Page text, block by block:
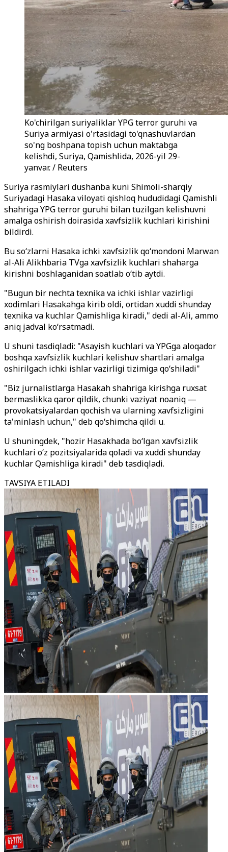
Ko'chirilgan suriyaliklar YPG terror guruhi va
Suriya armiyasi o'rtasidagi to'qnashuvlardan
so'ng boshpana topish uchun maktabga
kelishdi, Suriya, Qamishlida, 2026-yil 29-
yanvar. / Reuters
Suriya rasmiylari dushanba kuni Shimoli-sharqiy
Suriyadagi Hasaka viloyati qishloq hududidagi Qamishli
shahriga YPG terror guruhi bilan tuzilgan kelishuvni
amalga oshirish doirasida xavfsizlik kuchlari kirishini
bildirdi.
Bu so‘zlarni Hasaka ichki xavfsizlik qo‘mondoni Marwan
al-Ali Alikhbaria TVga xavfsizlik kuchlari shaharga
kirishni boshlaganidan soatlab o‘tib aytdi.
"Bugun bir nechta texnika va ichki ishlar vazirligi
xodimlari Hasakahga kirib oldi, ortidan xuddi shunday
texnika va kuchlar Qamishliga kiradi," dedi al-Ali, ammo
aniq jadval ko‘rsatmadi.
U shuni tasdiqladi: "Asayish kuchlari va YPGga aloqador
boshqa xavfsizlik kuchlari kelishuv shartlari amalga
oshirilgach ichki ishlar vazirligi tizimiga qo‘shiladi"
"Biz jurnalistlarga Hasakah shahriga kirishga ruxsat
bermaslikka qaror qildik, chunki vaziyat noaniq —
provokatsiyalardan qochish va ularning xavfsizligini
ta'minlash uchun," deb qo‘shimcha qildi u.
U shuningdek, "hozir Hasakhada bo‘lgan xavfsizlik
kuchlari o‘z pozitsiyalarida qoladi va xuddi shunday
kuchlar Qamishliga kiradi" deb tasdiqladi.
TAVSIYA ETILADI